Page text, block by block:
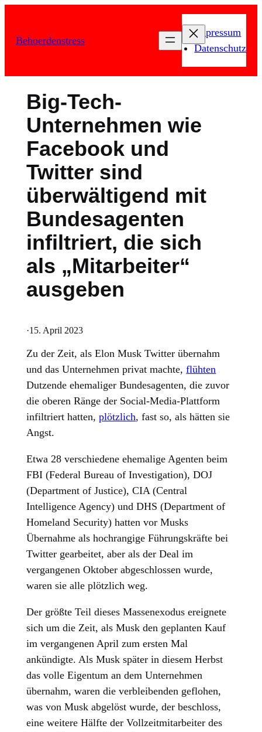
springen
Behoerdenstress
Impressum
Datenschutz
Big-Tech-
Unternehmen wie
Facebook und
Twitter sind
überwältigend mit
Bundesagenten
infiltriert, die sich
als „Mitarbeiter“
ausgeben
·15. April 2023
Zu der Zeit, als Elon Musk Twitter übernahm
und das Unternehmen privat machte,flühten
Dutzende ehemaliger Bundesagenten, die zuvor
die oberen Ränge der Social-Media-Plattform
infiltriert hatten,plötzlich, fast so, als hätten sie
Angst.
Etwa 28 verschiedene ehemalige Agenten beim
FBI (Federal Bureau of Investigation), DOJ
(Department of Justice), CIA (Central
Intelligence Agency) und DHS (Department of
Homeland Security) hatten vor Musks
Übernahme als hochrangige Führungskräfte bei
Twitter gearbeitet, aber als der Deal im
vergangenen Oktober abgeschlossen wurde,
waren sie alle plötzlich weg.
Der größte Teil dieses Massenexodus ereignete
sich um die Zeit, als Musk den geplanten Kauf
im vergangenen April zum ersten Mal
ankündigte. Als Musk später in diesem Herbst
das volle Eigentum an dem Unternehmen
übernahm, waren die verbleibenden geflohen,
was von Musk abgelöst wurde, der beschloss,
eine weitere Hälfte der Vollzeitmitarbeiter des